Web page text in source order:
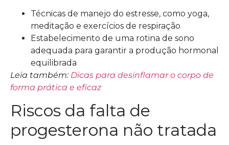
Técnicas de manejo do estresse, como yoga,
meditação e exercícios de respiração
Estabelecimento de uma rotina de sono
adequada para garantir a produção hormonal
equilibrada
Leia também: Dicas para desinflamar o corpo de
forma prática e eficaz
Riscos da falta de
progesterona não tratada